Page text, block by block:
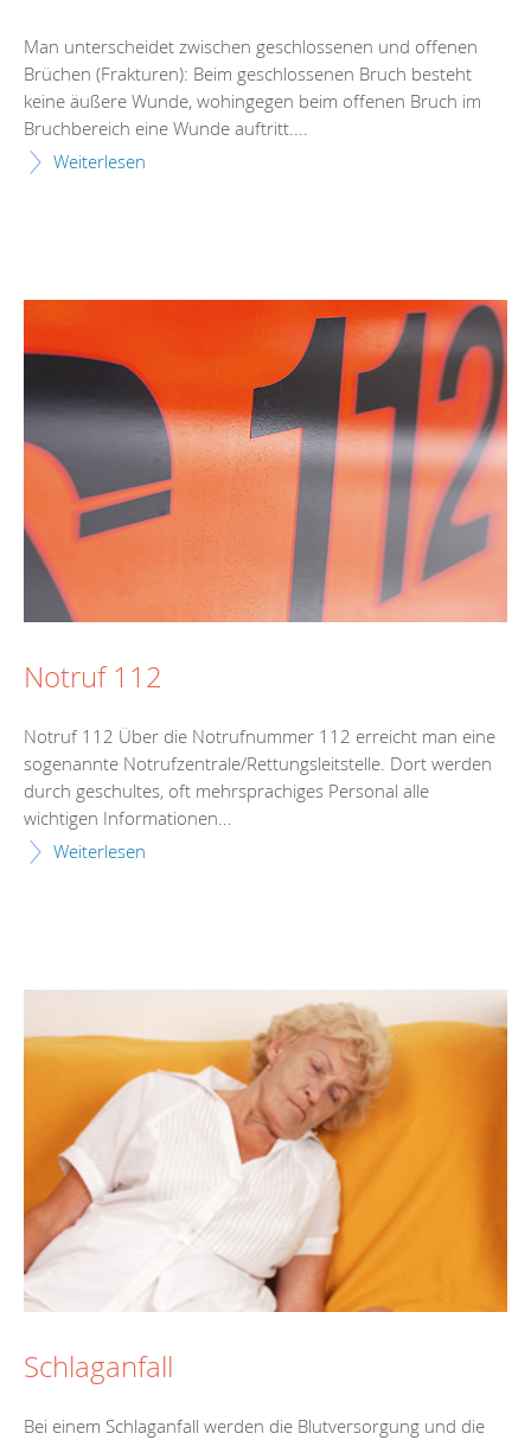
Man unterscheidet zwischen geschlossenen und offenen
Brüchen (Frakturen): Beim geschlossenen Bruch besteht
keine äußere Wunde, wohingegen beim offenen Bruch im
Bruchbereich eine Wunde auftritt....
Weiterlesen
Notruf 112
Notruf 112 Über die Notrufnummer 112 erreicht man eine
sogenannte Notrufzentrale/Rettungsleitstelle. Dort werden
durch geschultes, oft mehrsprachiges Personal alle
wichtigen Informationen...
Weiterlesen
Schlaganfall
Bei einem Schlaganfall werden die Blutversorgung und die